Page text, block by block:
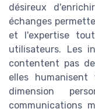
désireux
échanges
et l'expertise
utilisateurs. Les
contentent pas
elles
dimension
communications